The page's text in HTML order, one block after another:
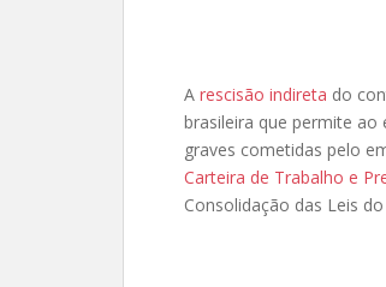
A rescisão indireta do
brasileira que permite
graves cometidas pelo
Carteira de Trabalho e
Consolidação das Leis